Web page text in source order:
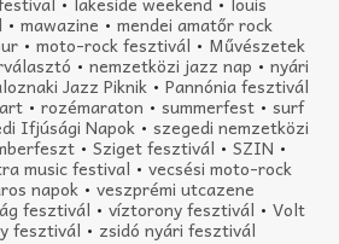
• mawazine • mendei amatőr rock
• moto-rock fesztivál • Művészetek
• nemzetközi jazz nap • nyári
Jazz Piknik • Pannónia fesztivál
• rozémaraton • summerfest • surf
Ifjúsági Napok • szegedi nemzetközi
• Sziget fesztivál • SZIN •
music festival • vecsési moto-rock
napok • veszprémi utcazene
fesztivál • víztorony fesztivál • Volt
fesztivál • zsidó nyári fesztivál